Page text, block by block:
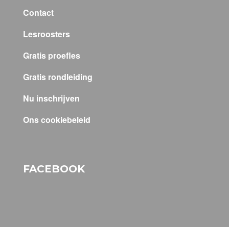
Contact
Lesroosters
Gratis proefles
Gratis rondleiding
Nu inschrijven
Ons cookiebeleid
FACEBOOK